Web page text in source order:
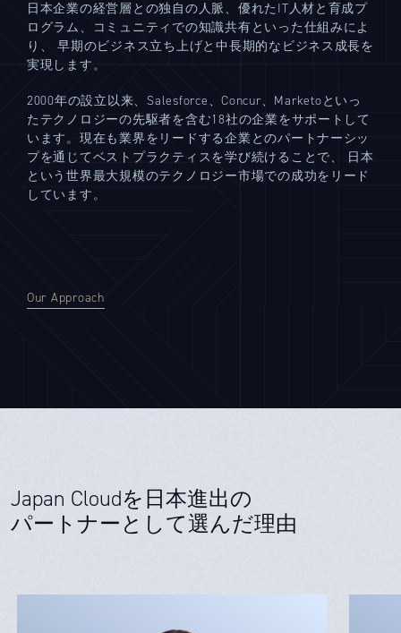
日本企業の経営層との独自の人脈、優れたIT人材と育成プ
ログラム、コミュニティでの知識共有といった仕組みによ
り、 早期のビジネス立ち上げと中長期的なビジネス成長を
実現します。
2000年の設立以来、Salesforce、Concur、Marketoといっ
たテクノロジーの先駆者を含む18社の企業をサポートして
います。現在も業界をリードする企業とのパートナーシッ
プを通じてベストプラクティスを学び続けることで、 日本
という世界最大規模のテクノロジー市場での成功をリード
しています。
Our Approach
Japan Cloudを日本進出の
パートナーとして選んだ理由